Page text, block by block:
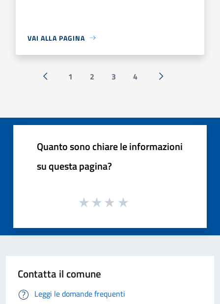
VAI ALLA PAGINA
« Precedente
1 2 3 4 Successiva »
Quanto sono chiare le informazioni
su questa pagina?
Contatta il comune
Leggi le domande frequenti